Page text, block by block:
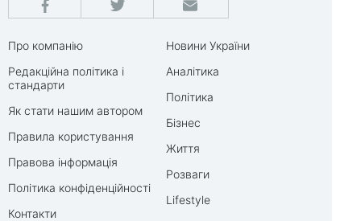
Про компанію
Редакційна політика і
стандарти
Як стати нашим автором
Правила користування
Правова інформація
Політика конфіденційності
Контакти
Новини України
Аналітика
Політика
Бізнес
Життя
Розваги
Lifestyle